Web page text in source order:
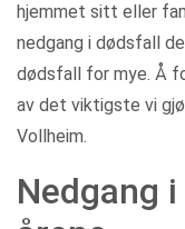
hjemmet sitt eller
nedgang i dødsfall
dødsfall for mye. Å
av det viktigste vi
Vollheim.
Nedgang